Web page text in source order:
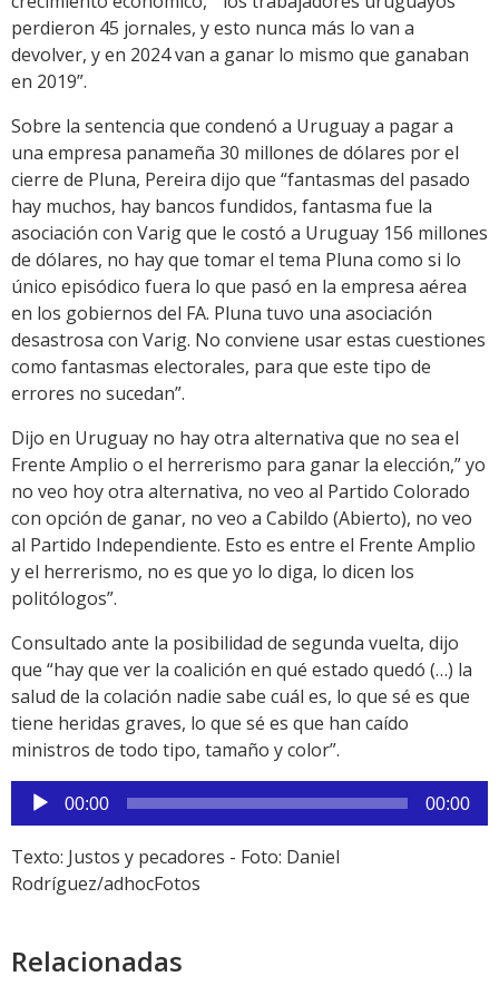
perdieron 45 jornales, y esto nunca más lo van a
devolver, y en 2024 van a ganar lo mismo que ganaban
en 2019”.
Sobre la sentencia que condenó a Uruguay a pagar a
una empresa panameña 30 millones de dólares por el
cierre de Pluna, Pereira dijo que “fantasmas del pasado
hay muchos, hay bancos fundidos, fantasma fue la
asociación con Varig que le costó a Uruguay 156 millones
de dólares, no hay que tomar el tema Pluna como si lo
único episódico fuera lo que pasó en la empresa aérea
en los gobiernos del FA. Pluna tuvo una asociación
desastrosa con Varig. No conviene usar estas cuestiones
como fantasmas electorales, para que este tipo de
errores no sucedan”.
Dijo en Uruguay no hay otra alternativa que no sea el
Frente Amplio o el herrerismo para ganar la elección,” yo
no veo hoy otra alternativa, no veo al Partido Colorado
con opción de ganar, no veo a Cabildo (Abierto), no veo
al Partido Independiente. Esto es entre el Frente Amplio
y el herrerismo, no es que yo lo diga, lo dicen los
politólogos”.
Consultado ante la posibilidad de segunda vuelta, dijo
que “hay que ver la coalición en qué estado quedó (…) la
salud de la colación nadie sabe cuál es, lo que sé es que
tiene heridas graves, lo que sé es que han caído
ministros de todo tipo, tamaño y color”.
Reproductor
de
audio
00:00 00:00
Texto: Justos y pecadores - Foto: Daniel
Rodríguez/adhocFotos
Relacionadas